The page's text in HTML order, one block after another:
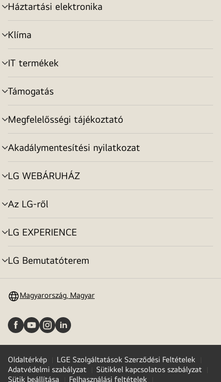
Háztartási elektronika
menu
toggle
Klíma
menu
toggle
IT termékek
menu
toggle
Támogatás
menu
toggle
Megfelelősségi tájékoztató
menu
toggle
Akadálymentesítési nyilatkozat
menu
toggle
LG WEBÁRUHÁZ
menu
toggle
Az LG-ről
menu
toggle
LG EXPERIENCE
menu
toggle
LG Bemutatóterem
menu
Magyarország, Magyar
Oldaltérkép
LGE Szolgáltatások Szerződési Feltételek
Adatvédelmi szabályzat
Sütikkel kapcsolatos szabályzat
Sütik beállítása
Felhasználási feltételek